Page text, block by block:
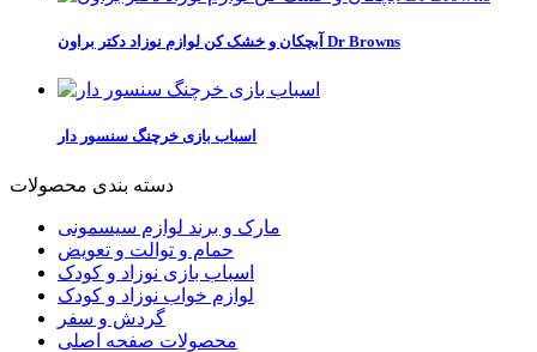
آبچکان و خشک کن لوازم نوزاد دکتر براون Dr Browns
اسباب بازی خرچنگ سنسور دار
دسته بندی محصولات
مارک و برند لوازم سیسمونی
حمام و توالت و تعویض
اسباب بازی نوزاد و کودک
لوازم خواب نوزاد و کودک
گردش و سفر
محصولات صفحه اصلی